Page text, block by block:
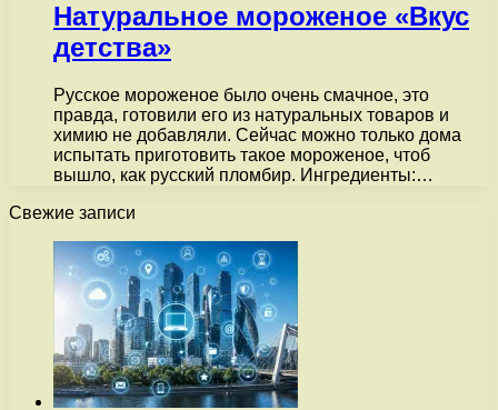
Натуральное мороженое «Вкус
детства»
Русское мороженое было очень смачное, это
правда, готовили его из натуральных товаров и
химию не добавляли. Сейчас можно только дома
испытать приготовить такое мороженое, чтоб
вышло, как русский пломбир. Ингредиенты:…
Свежие записи